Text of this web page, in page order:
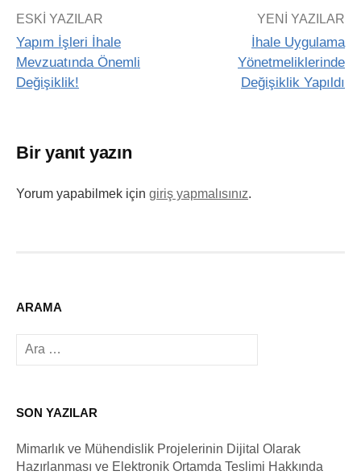
ESKI YAZILAR
Yapım İşleri İhale
Mevzuatında Önemli
Değişiklik!
YENI YAZILAR
İhale Uygulama
Yönetmeliklerinde
Değişiklik Yapıldı
Bir yanıt yazın
Yorum yapabilmek için giriş yapmalısınız.
ARAMA
Arama:
SON YAZILAR
Mimarlık ve Mühendislik Projelerinin Dijital Olarak
Hazırlanması ve Elektronik Ortamda Teslimi Hakkında